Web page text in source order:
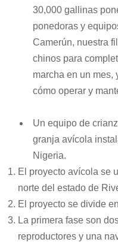
30,000 gallinas
ponedoras y
Camerún, nuestra
chinos para
marcha en un mes,
cómo operar y
Un equipo de
granja avícola
Nigeria.
El proyecto avícola se
norte del estado de
El proyecto se divide
La primera fase son
reproductores y una